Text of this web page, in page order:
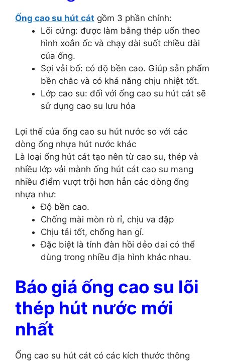
Ống cao su hút cát gồm 3 phần chính:
Lõi cứng: được làm bằng thép uốn theo
hình xoắn ốc và chạy dài suốt chiều dài
của ống.
Sợi vải bố: có độ bền cao. Giúp sản phẩm
bền chắc và có khả năng chịu nhiệt tốt.
Lớp cao su: đối với ống cao su hút cát sẽ
sử dụng cao su lưu hóa
Lợi thế của ống cao su hút nước so với các
dòng ống nhựa hút nước khác
Là loại ống hút cát tạo nên từ cao su, thép và
nhiều lớp vải mành ống hút cát cao su mang
nhiều điểm vượt trội hơn hẳn các dòng ống
nhựa như:
Độ bền cao.
Chống mài mòn rò rỉ, chịu va đập
Chịu tải tốt, chống han gỉ.
Đặc biệt là tính đàn hồi dẻo dai có thể
dùng trong nhiều địa hình khác nhau.
Báo giá ống cao su lõi
thép hút nước mới
nhất
Ống cao su hút cát có các kích thước thông